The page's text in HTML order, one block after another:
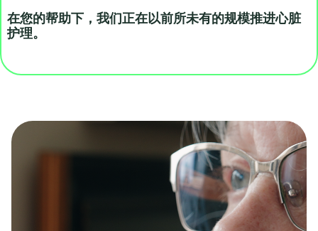
在您的帮助下，我们正在以前所未有的规模推进心脏
护理。